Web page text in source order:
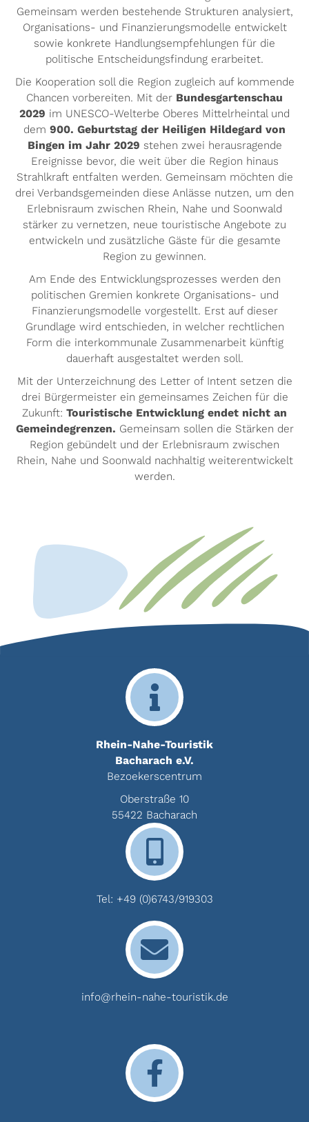
Gemeinsam werden bestehende Strukturen analysiert,
Organisations- und Finanzierungsmodelle entwickelt
sowie konkrete Handlungsempfehlungen für die
politische Entscheidungsfindung erarbeitet.
Die Kooperation soll die Region zugleich auf kommende
Chancen vorbereiten. Mit der Bundesgartenschau
2029 im UNESCO-Welterbe Oberes Mittelrheintal und
dem 900. Geburtstag der Heiligen Hildegard von
Bingen im Jahr 2029 stehen zwei herausragende
Ereignisse bevor, die weit über die Region hinaus
Strahlkraft entfalten werden. Gemeinsam möchten die
drei Verbandsgemeinden diese Anlässe nutzen, um den
Erlebnisraum zwischen Rhein, Nahe und Soonwald
stärker zu vernetzen, neue touristische Angebote zu
entwickeln und zusätzliche Gäste für die gesamte
Region zu gewinnen.
Am Ende des Entwicklungsprozesses werden den
politischen Gremien konkrete Organisations- und
Finanzierungsmodelle vorgestellt. Erst auf dieser
Grundlage wird entschieden, in welcher rechtlichen
Form die interkommunale Zusammenarbeit künftig
dauerhaft ausgestaltet werden soll.
Mit der Unterzeichnung des Letter of Intent setzen die
drei Bürgermeister ein gemeinsames Zeichen für die
Zukunft: Touristische Entwicklung endet nicht an
Gemeindegrenzen. Gemeinsam sollen die Stärken der
Region gebündelt und der Erlebnisraum zwischen
Rhein, Nahe und Soonwald nachhaltig weiterentwickelt
werden.
Rhein-Nahe-Touristik
Bacharach e.V.
Bezoekerscentrum
Oberstraße 10
55422 Bacharach
Tel: +49 (0)6743/919303
info@rhein-nahe-touristik.de